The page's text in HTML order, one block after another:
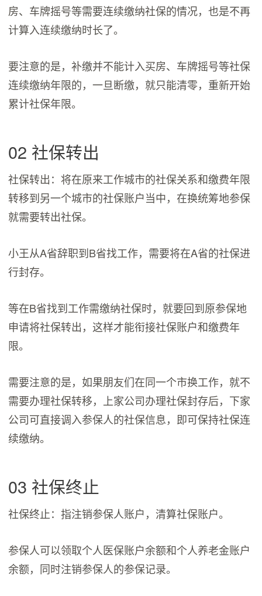
房、车牌摇号等需要连续缴纳社保的情况，也是不再
计算入连续缴纳时长了。
要注意的是，补缴并不能计入买房、车牌摇号等社保
连续缴纳年限的，一旦断缴，就只能清零，重新开始
累计社保年限。
02 社保转出
社保转出：将在原来工作城市的社保关系和缴费年限
转移到另一个城市的社保账户当中，在换统筹地参保
就需要转出社保。
小王从A省辞职到B省找工作，需要将在A省的社保进
行封存。
等在B省找到工作需缴纳社保时，就要回到原参保地
申请将社保转出，这样才能衔接社保账户和缴费年
限。
需要注意的是，如果朋友们在同一个市换工作，就不
需要办理社保转移，上家公司办理社保封存后，下家
公司可直接调入参保人的社保信息，即可保持社保连
续缴纳。
03 社保终止
社保终止：指注销参保人账户，清算社保账户。
参保人可以领取个人医保账户余额和个人养老金账户
余额，同时注销参保人的参保记录。